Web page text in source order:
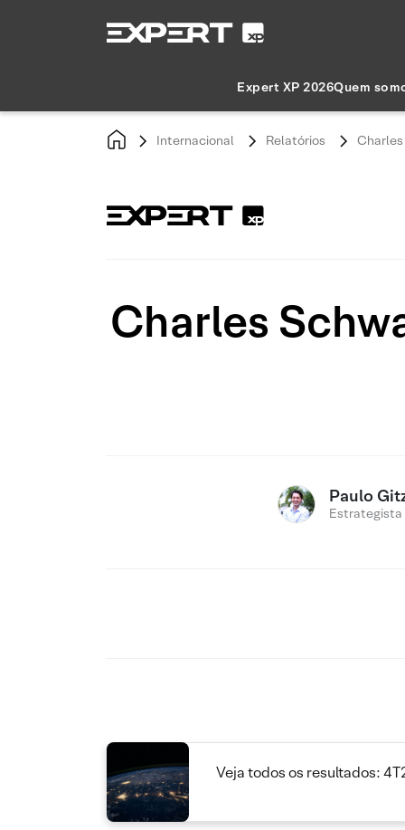
Expert XP 2026Quem
Internacional Relatórios
Charles
Paulo
Estrategista
Veja todos os resultados: